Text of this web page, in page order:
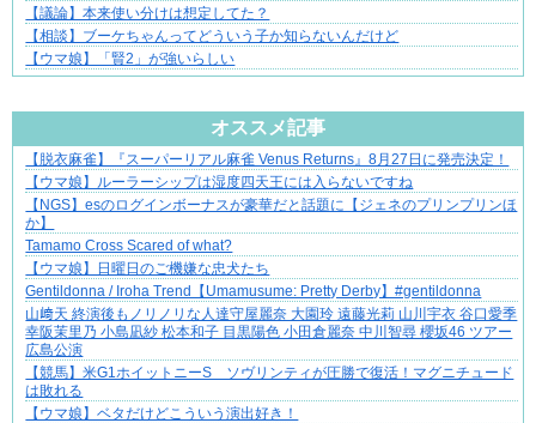
【議論】本来使い分けは想定してた？
【相談】ブーケちゃんってどういう子か知らないんだけど
【ウマ娘】「賢2」が強いらしい
オススメ記事
ぜんぶ私が中心、そう思った瞬間から歪み出す
【脱衣麻雀】『スーパーリアル麻雀 Venus Returns』8月27日に発売決定！
【ウマ娘】ルーラーシップは湿度四天王には入らないですね
【NGS】esのログインボーナスが豪華だと話題に【ジェネのプリンプリンほ
か】
Tamamo Cross Scared of what?
【ウマ娘】日曜日のご機嫌な忠犬たち
Gentildonna / Iroha Trend【Umamusume: Pretty Derby】#gentildonna
山﨑天 終演後もノリノリな人達守屋麗奈 大園玲 遠藤光莉 山川宇衣 谷口愛季
幸阪茉里乃 小島凪紗 松本和子 目黒陽色 小田倉麗奈 中川智尋 櫻坂46 ツアー
広島公演
【競馬】米G1ホイットニーS ソヴリンティが圧勝で復活！マグニチュード
は敗れる
【ウマ娘】ベタだけどこういう演出好き！